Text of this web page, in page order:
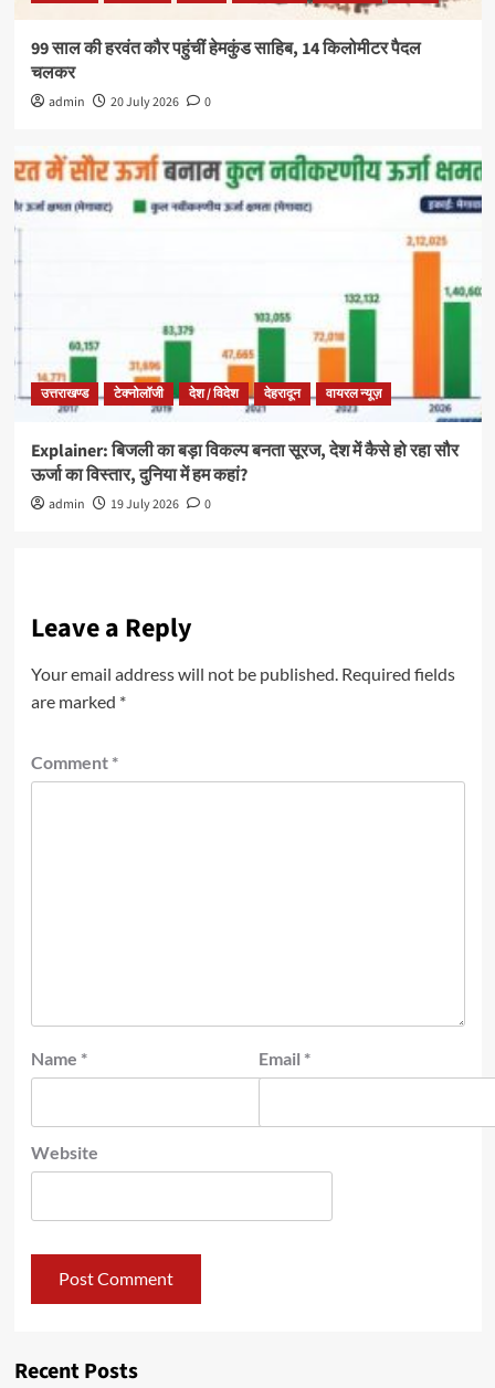
99 साल की हरवंत कौर पहुंचीं हेमकुंड साहिब, 14 किलोमीटर पैदल
चलकर
admin 20 July 2026 0
उत्तराखण्ड टेक्नोलॉजी देश / विदेश देहरादून वायरल न्यूज़
Explainer: बिजली का बड़ा विकल्प बनता सूरज, देश में कैसे हो रहा सौर
ऊर्जा का विस्तार, दुनिया में हम कहां?
admin 19 July 2026 0
Leave a Reply
Your email address will not be published. Required fields
are marked *
Comment *
Name * Email *
Website
Recent Posts